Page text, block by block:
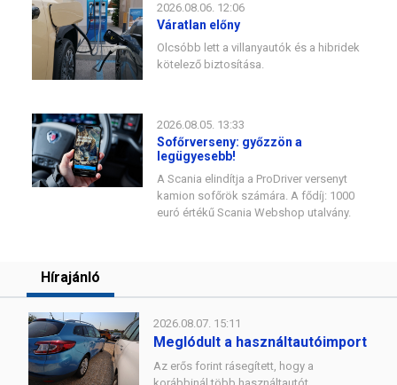
2026.08.06. 12:06
Váratlan előny
Olcsóbb lett a villanyautók és a hibridek
kötelező biztosítása.
2026.08.05. 13:33
Sofőrverseny: győzzön a
legügyesebb!
A Scania elindítja a ProDriver versenyt
kamion sofőrök számára. A fődíj: 1000
euró értékű Scania Webshop utalvány.
Hírajánló
2026.08.07. 15:11
Meglódult a használtautóimport
Az erős forint rásegített, hogy a